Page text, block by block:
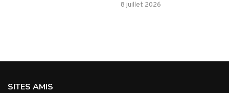
8 juillet 2026
SITES AMIS